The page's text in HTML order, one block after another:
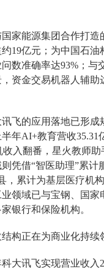
家能源集团合作打造
19亿元；为中国石油
数准确率达93%；与
资金交易机器人辅助
飞的应用落地已形成
年AI+教育营收35.31
收入翻番，星火教师助
凭借“智医助理”累计
，累计为基层医疗机
领域已与宝钢、国家
银行和保险机构。
构正在为商业化持续
大讯飞实现营业收入